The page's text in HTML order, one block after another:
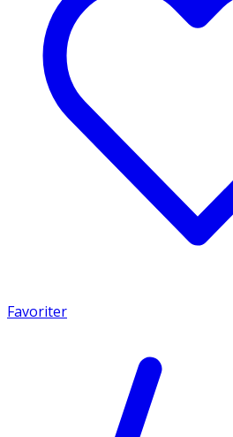
Favoriter